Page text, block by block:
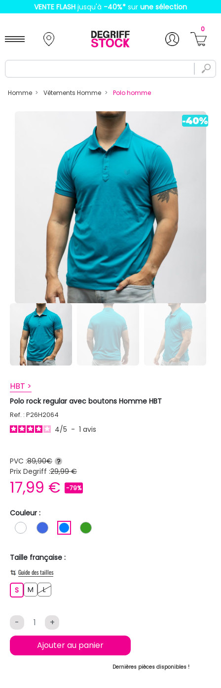
VENTE FLASH jusqu'à -40%* sur une sélection
0
Homme Vêtements Homme Polo homme
HBT >
Polo rock regular avec boutons Homme HBT
Ref. : P26H2064
4/5 - 1 avis
PVC :89,90€ ?
Prix Degriff :29,99 €
17,99 € -79%
Couleur :
BLANCBLEU ROI BLEU VERT
Taille française :
Guide des tailles
SS M LL
- +
Ajouter au panier
Dernières pièces disponibles !